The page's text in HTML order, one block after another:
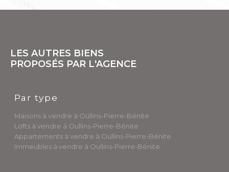
LES AUTRES BIENS
PROPOSÉS PAR L'AGENCE
Par type
Maisons à vendre à Oullins-Pierre-Bénite
Lofts à vendre à Oullins-Pierre-Bénite
Appartements à vendre à Oullins-Pierre-Bénite
Immeubles à vendre à Oullins-Pierre-Bénite